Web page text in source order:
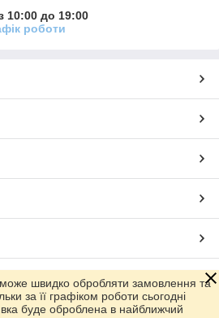
10:00 до 19:00
роботи
Prom.ua
швидко обробляти замовлення та
за її графіком роботи сьогодні
буде оброблена в найближчий